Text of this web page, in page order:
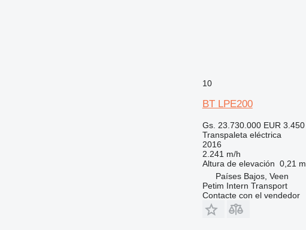
10
BT LPE200
Gs. 23.730.000 EUR 3.450
Transpaleta eléctrica
2016
2.241 m/h
Altura de elevación 0,21 m
Países Bajos, Veen
Petim Intern Transport
Contacte con el vendedor